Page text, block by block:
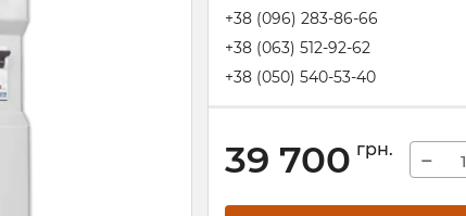
+38 (096) 283-86-66
+38 (063) 512-92-62
+38 (050) 540-53-40
39 700 грн. −